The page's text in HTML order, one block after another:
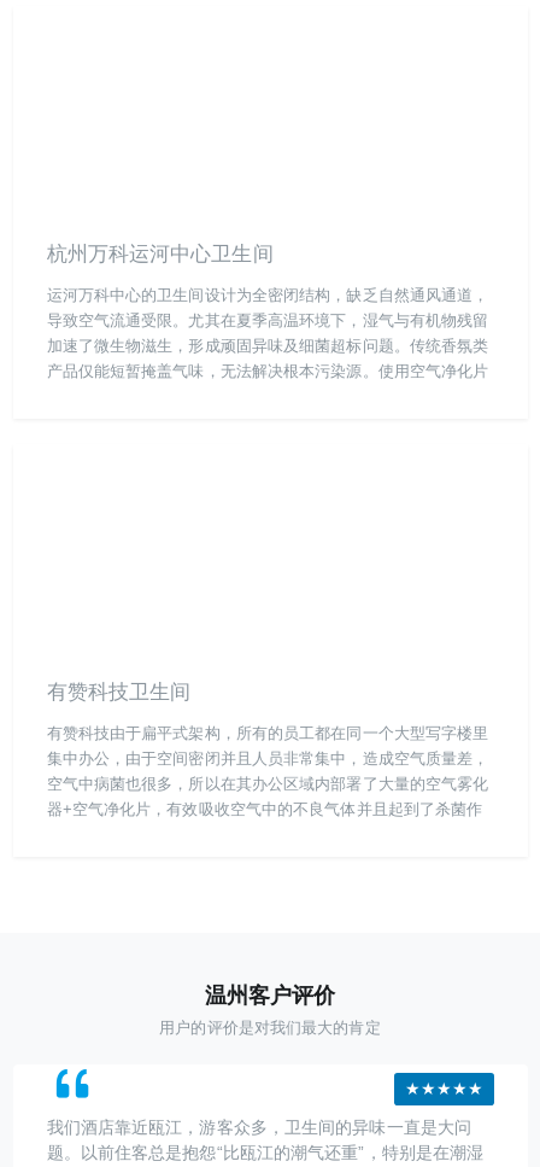
杭州万科运河中心卫生间
运河万科中心的卫生间设计为全密闭结构，缺乏自然通风通道，
导致空气流通受限。尤其在夏季高温环境下，湿气与有机物残留
加速了微生物滋生，形成顽固异味及细菌超标问题。传统香氛类
产品仅能短暂掩盖气味，无法解决根本污染源。使用空气净化片
有赞科技卫生间
有赞科技由于扁平式架构，所有的员工都在同一个大型写字楼里
集中办公，由于空间密闭并且人员非常集中，造成空气质量差，
空气中病菌也很多，所以在其办公区域内部署了大量的空气雾化
器+空气净化片，有效吸收空气中的不良气体并且起到了杀菌作
温州客户评价
用户的评价是对我们最大的肯定
★★★★★
我们酒店靠近瓯江，游客众多，卫生间的异味一直是大问
题。以前住客总是抱怨“比瓯江的潮气还重”，特别是在潮湿